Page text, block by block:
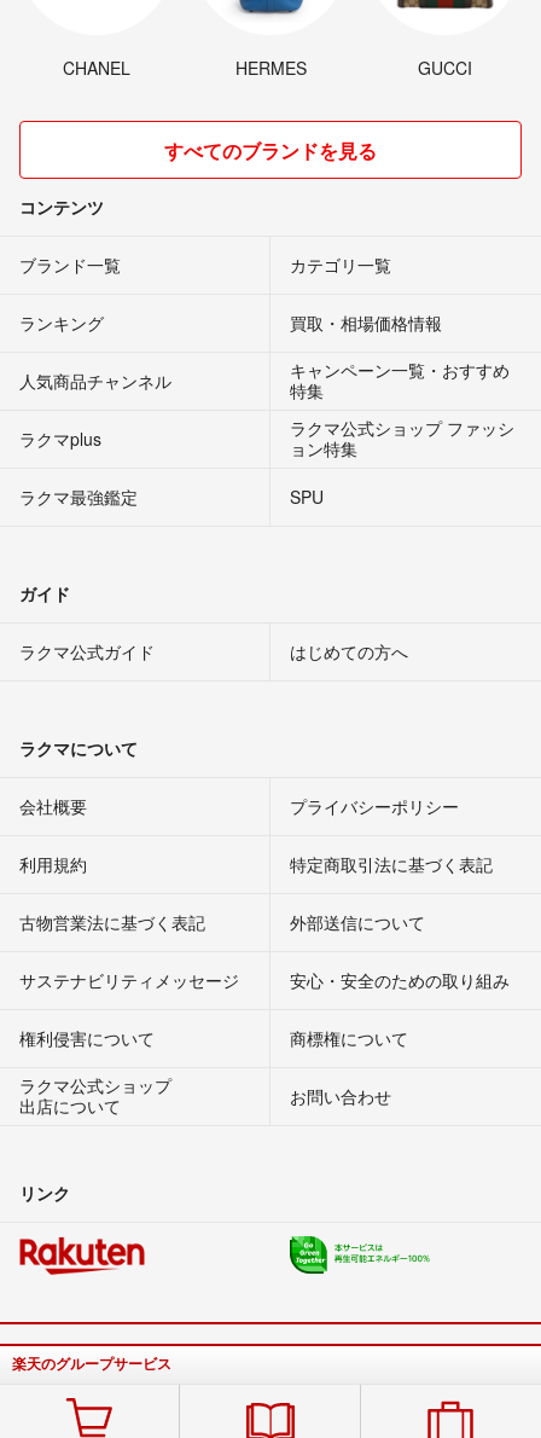
CHANEL HERMES GUCCI
すべてのブランドを見る
コンテンツ
ブランド一覧 カテゴリ一覧
ランキング 買取・相場価格情報
人気商品チャンネル
キャンペーン一覧・おすすめ
特集
ラクマplus
ラクマ公式ショップ ファッシ
ョン特集
ラクマ最強鑑定
SPU
ガイド
ラクマ公式ガイド はじめての方へ
ラクマについて
会社概要 プライバシーポリシー
利用規約 特定商取引法に基づく表記
古物営業法に基づく表記 外部送信について
サステナビリティメッセージ 安心・安全のための取り組み
権利侵害について
商標権について
ラクマ公式ショップ
出店について
お問い合わせ
リンク
楽天のグループサービス